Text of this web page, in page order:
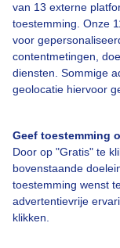
van 13 externe
toestemming. Onze
voor
contentmetingen,
diensten. Sommige
geolocatie hiervoor
Geef toestemming
Door op "Gratis" te
bovenstaande
toestemming wenst
advertentievrije
klikken.
Over
Bedrijfsgegevens
Veelgestelde
Toegankelijkheid
Adverteren